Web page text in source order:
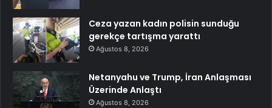
Ceza yazan kadın polisin sunduğu
gerekçe tartışma yarattı
Ağustos 8, 2026
Netanyahu ve Trump, İran Anlaşması
Üzerinde Anlaştı
Ağustos 8, 2026